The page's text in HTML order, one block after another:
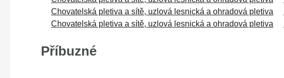
Chovatelská pletiva a sítě, uzlová lesnická a ohradová pletiva
Chovatelská pletiva a sítě, uzlová lesnická a ohradová pletiva
Příbuzné